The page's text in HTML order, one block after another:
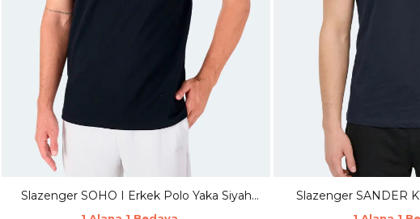
Slazenger SOHO I Erkek Polo Yaka Siyah
Tişört
Slazenger SANDER
Tişört